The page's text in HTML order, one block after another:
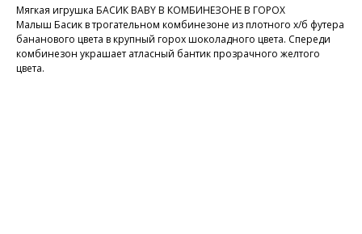
Мягкая игрушка БАСИК BABY В КОМБИНЕЗОНЕ В ГОРОХ
Малыш Басик в трогательном комбинезоне из плотного х/б футера
бананового цвета в крупный горох шоколадного цвета. Спереди
комбинезон украшает атласный бантик прозрачного желтого
цвета.